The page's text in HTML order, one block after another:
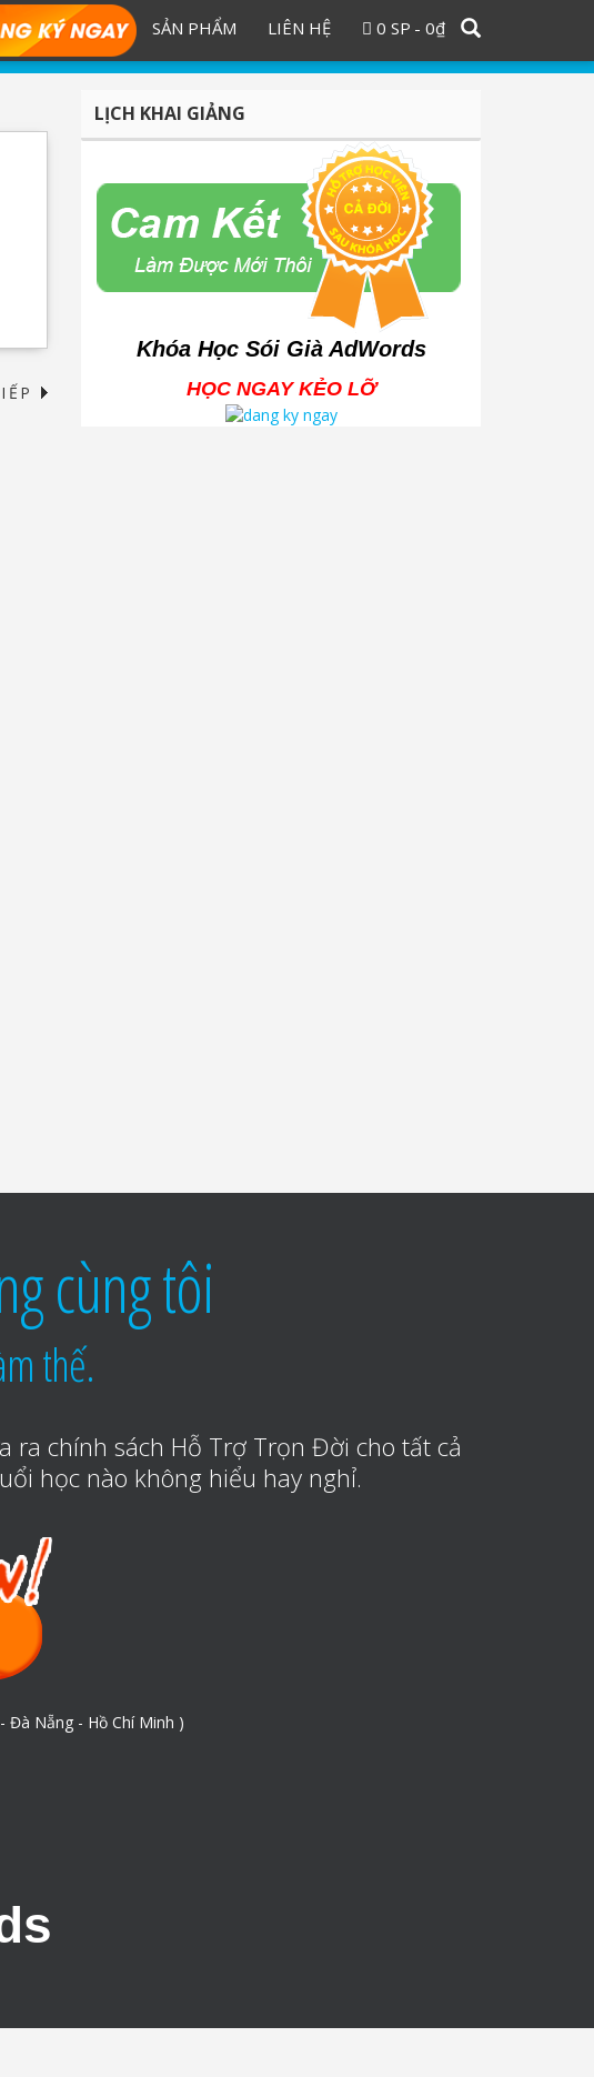
SẢN PHẨM LIÊN HỆ 0 SP 0₫
→
LỊCH KHAI GIẢNG
Khóa Học Sói Già AdWords
HỌC NGAY KẺO LỠ
cùng tôi
thế.
ra chính sách Hỗ Trợ Trọn Đời cho tất cả
học nào không hiểu hay nghỉ.
Đà Nẵng - Hồ Chí Minh )